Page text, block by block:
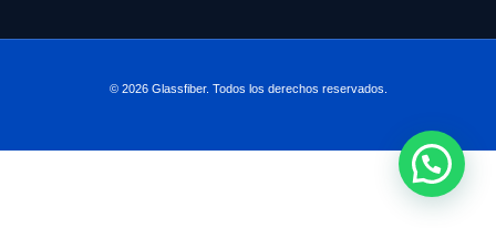
© 2026 Glassfiber. Todos los derechos reservados.